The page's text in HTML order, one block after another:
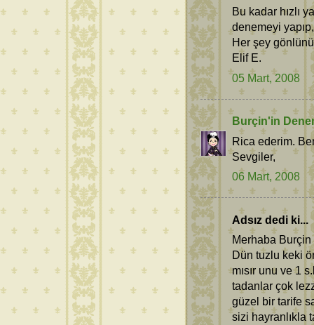
Bu kadar hızlı
denemeyi
Her şey
Elif E.
05 Mart, 2008
Burçin'in
Rica ederim.
Sevgiler,
06 Mart, 2008
Adsız dedi ki...
Merhaba Burçin
Dün tuzlu keki
mısır unu ve 1
tadanlar çok
güzel bir tarife
sizi hayranlıkla